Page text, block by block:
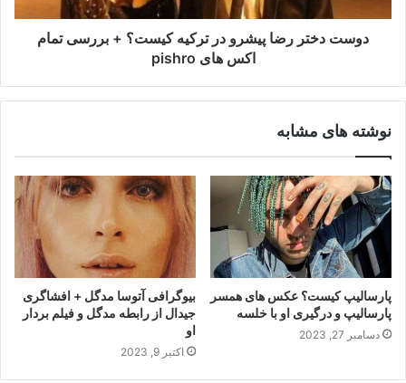
دوست دختر رضا پیشرو در ترکیه کیست؟ + بررسی تمام
اکس های pishro
نوشته های مشابه
پارسالیپ کیست؟ عکس های همسر
پارسالیپ و درگیری او با خلسه
دسامبر 27, 2023
بیوگرافی آتوسا مدگل + افشاگری
جیدال از رابطه مدگل و فیلم بردار
او
اکتبر 9, 2023